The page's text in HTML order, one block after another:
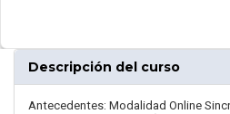
Descripción del curso
Antecedentes: Modalidad Online